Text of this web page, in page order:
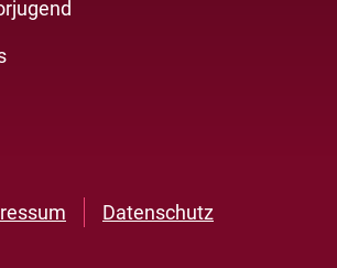
Datenschutz